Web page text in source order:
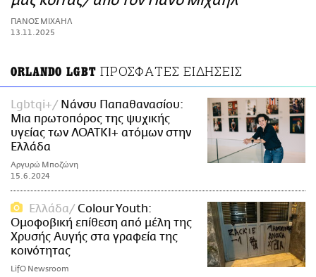
ΑΜΠΑ
PRINT
ΠΑΝΟΣ ΜΙΧΑΗΛ
13.11.2025
ORLANDO LGBT ΠΡΟΣΦΑΤΕΣ ΕΙΔΗΣΕΙΣ
Lgbtqi+
Νάνσυ Παπαθανασίου:
Μια πρωτοπόρος της ψυχικής
υγείας των ΛΟΑΤΚΙ+ ατόμων στην
Ελλάδα
Αργυρώ Μποζώνη
15.6.2024
Ελλάδα
Colour Youth:
Ομοφοβική επίθεση από μέλη της
Χρυσής Αυγής στα γραφεία της
κοινότητας
LifO Newsroom